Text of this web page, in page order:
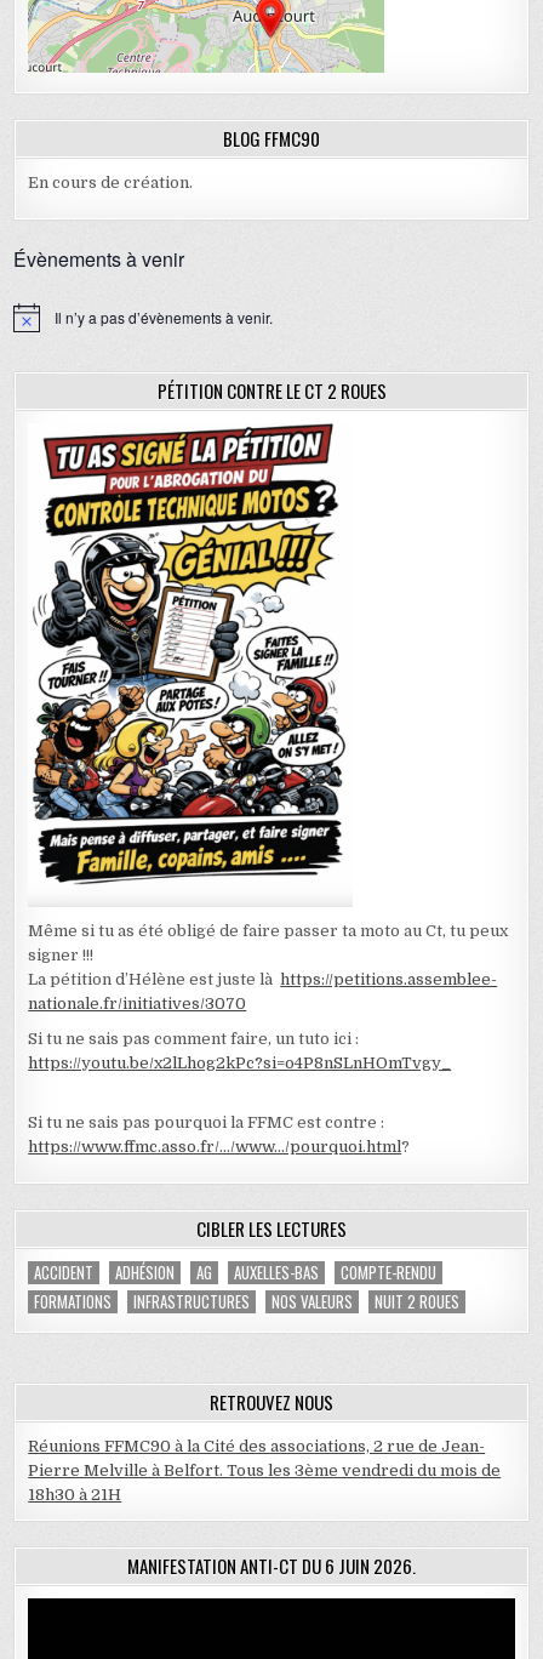
BLOG FFMC90
En cours de création.
Évènements à venir
N
Il n’y a pas d’évènements à venir.
PÉTITION CONTRE LE CT 2 ROUES
Même si tu as été obligé de faire passer ta moto au Ct, tu peux
signer !!!
La pétition d’Hélène est juste làhttps://petitions.assemblee-
nationale.fr/initiatives/3070
Si tu ne sais pas comment faire, un tuto ici :
https://youtu.be/x2lLhog2kPc?si=o4P8nSLnHOmTvgy_
Si tu ne sais pas pourquoi la FFMC est contre :
https://www.ffmc.asso.fr/…/www…/pourquoi.html?
CIBLER LES LECTURES
ACCIDENT ADHÉSION AG AUXELLES-BAS
COMPTE-RENDU
FORMATIONS
INFRASTRUCTURES NOS VALEURS NUIT 2 ROUES
RETROUVEZ NOUS
Réunions FFMC90 à la Cité des associations, 2 rue de Jean-
Pierre Melville à Belfort. Tous les 3ème vendredi du mois de
18h30 à 21H
MANIFESTATION ANTI-CT DU 6 JUIN 2026.